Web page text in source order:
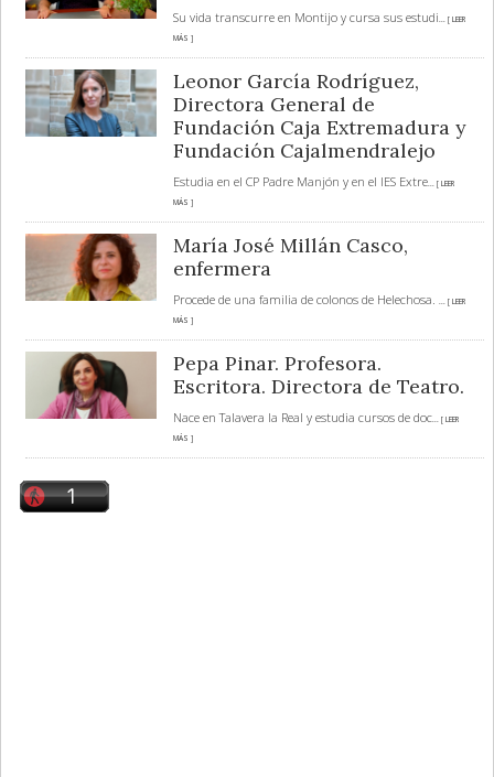
Su vida transcurre en Montijo y cursa sus estudi... [ LEER
MÁS ]
Leonor García Rodríguez,
Directora General de
Fundación Caja Extremadura y
Fundación Cajalmendralejo
Estudia en el CP Padre Manjón y en el IES Extre... [ LEER
MÁS ]
María José Millán Casco,
enfermera
Procede de una familia de colonos de Helechosa.
... [ LEER
MÁS ]
Pepa Pinar. Profesora.
Escritora. Directora de Teatro.
Nace en Talavera la Real y estudia cursos de doc... [ LEER
MÁS ]